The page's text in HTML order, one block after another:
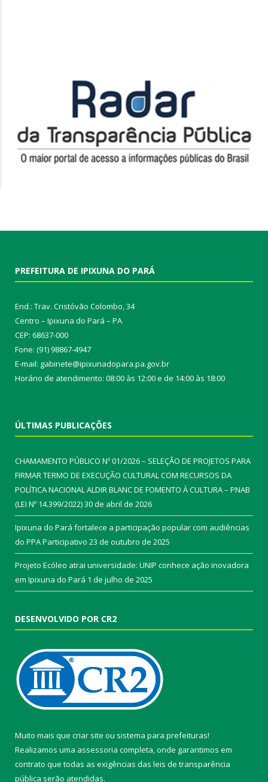
PREFEITURA DE IPIXUNA DO PARÁ
End.: Trav. Cristóvão Colombo, 34
Centro – Ipixuna do Pará – PA
CEP: 68637-000
Fone: (91) 98867-4947
E-mail: gabinete@ipixunadopara.pa.gov.br
Horário de atendimento: 08:00 às 12:00 e de 14:00 às 18:00
ÚLTIMAS PUBLICAÇÕES
CHAMAMENTO PÚBLICO Nº 01/2026 – SELEÇÃO DE PROJETOS PARA
FIRMAR TERMO DE EXECUÇÃO CULTURAL COM RECURSOS DA
POLÍTICA NACIONAL ALDIR BLANC DE FOMENTO À CULTURA – PNAB
(LEI Nº 14.399/2022)30 de abril de 2026
Ipixuna do Pará fortalece a participação popular com audiências
do PPA Participativo 23 de outubro de 2025
Projeto Ecóleo atrai universidade: UNIP conhece ação inovadora
em Ipixuna do Pará 1 de julho de 2025
DESENVOLVIDO POR CR2
Muito mais que criar site ou sistema para prefeituras!
Realizamos uma assessoria completa, onde garantimos em
contrato que todas as exigências das leis de transparência
pública serão atendidas.